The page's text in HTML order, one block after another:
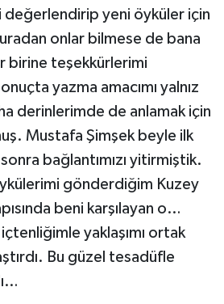
değerlendirip yeni öyküler için
onlar bilmese de bana
birine teşekkürlerimi
yazma amacımı yalnız
derinlerimde de anlamak için
Mustafa Şimşek beyle ilk
bağlantımızı yitirmiştik.
gönderdiğim Kuzey
beni karşılayan o…
yaklaşımı ortak
Bu güzel tesadüfle